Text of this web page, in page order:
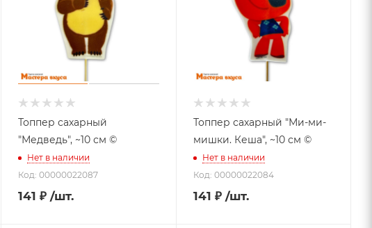
Топпер сахарный
"Медведь", ~10 см ©
Нет в наличии
Код: 00000022087
141 ₽ /шт.
Топпер сахарный "Ми-ми-
мишки. Кеша", ~10 см ©
Нет в наличии
Код: 00000022084
141 ₽ /шт.